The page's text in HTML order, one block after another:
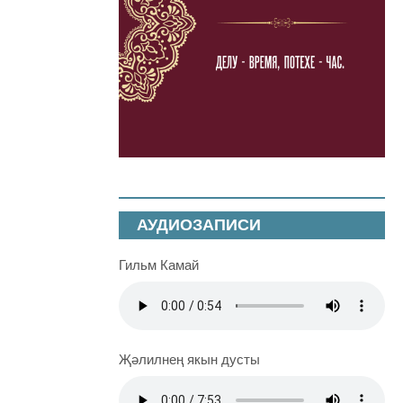
АУДИОЗАПИСИ
Гильм Камай
Җәлилнең якын дусты